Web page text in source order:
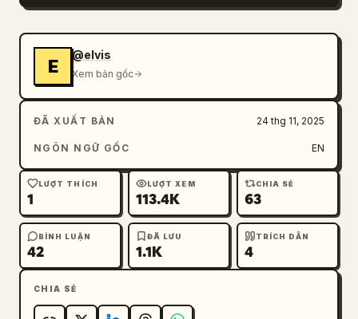
E
@elvis
Xem bản gốc
ĐÃ XUẤT BẢN 24 thg 11, 2025
NGÔN NGỮ GỐC EN
LƯỢT THÍCH
1
LƯỢT XEM
113.4K
CHIA SẺ
63
BÌNH LUẬN
42
ĐÃ LƯU
1.1K
TRÍCH DẪN
4
CHIA SẺ